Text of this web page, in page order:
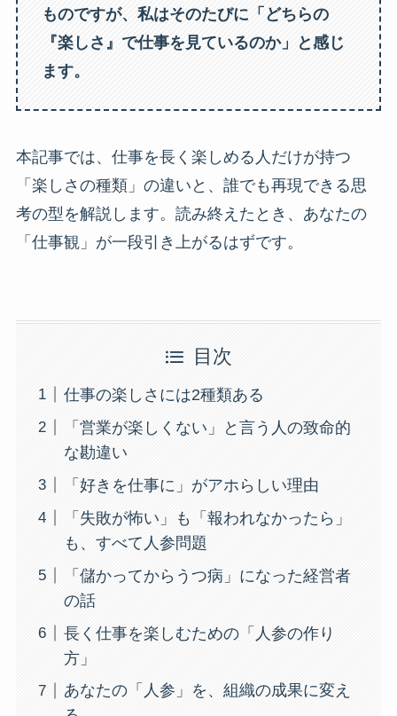
ものですが、私はそのたびに「どちらの
『楽しさ』で仕事を見ているのか」と感じ
ます。
本記事では、仕事を長く楽しめる人だけが持つ
「楽しさの種類」の違いと、誰でも再現できる思
考の型を解説します。読み終えたとき、あなたの
「仕事観」が一段引き上がるはずです。
目次
仕事の楽しさには2種類ある
「営業が楽しくない」と言う人の致命的
な勘違い
「好きを仕事に」がアホらしい理由
「失敗が怖い」も「報われなかったら」
も、すべて人参問題
「儲かってからうつ病」になった経営者
の話
長く仕事を楽しむための「人参の作り
方」
あなたの「人参」を、組織の成果に変え